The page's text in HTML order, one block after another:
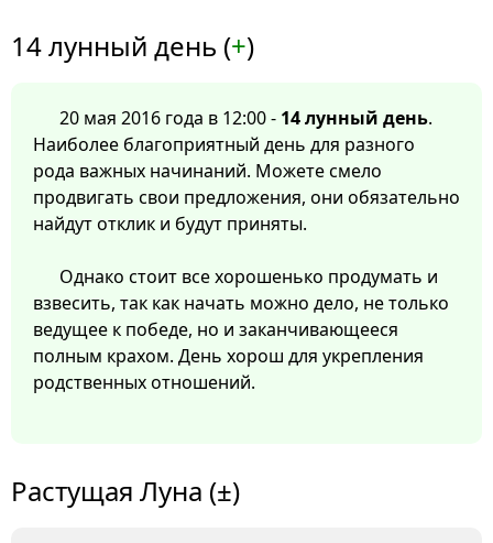
14 лунный день (+)
20 мая 2016 года в 12:00 - 14 лунный день.
Наиболее благоприятный день для разного
рода важных начинаний. Можете смело
продвигать свои предложения, они обязательно
найдут отклик и будут приняты.
Однако стоит все хорошенько продумать и
взвесить, так как начать можно дело, не только
ведущее к победе, но и заканчивающееся
полным крахом. День хорош для укрепления
родственных отношений.
Растущая Луна (±)